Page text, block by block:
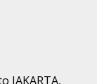
JAKARTA,